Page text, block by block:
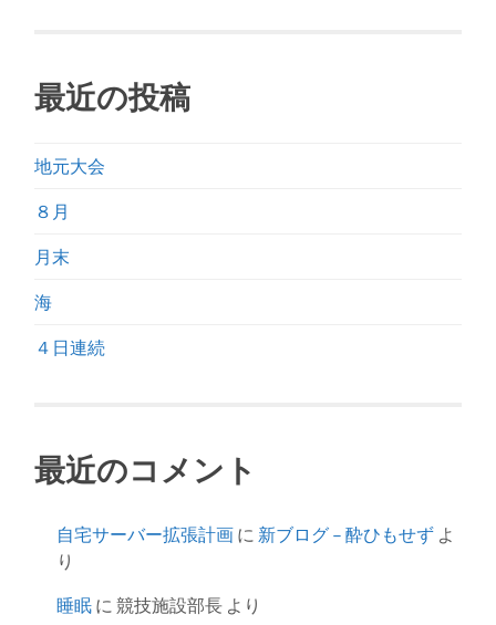
最近の投稿
地元大会
８月
月末
海
４日連続
最近のコメント
自宅サーバー拡張計画 に 新ブログ – 酔ひもせず よ
り
睡眠 に競技施設部長 より